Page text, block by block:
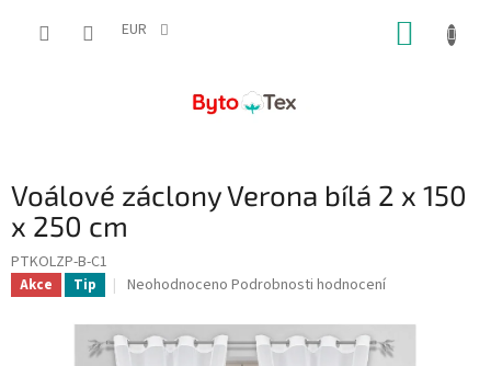
EUR
Voálové záclony Verona bílá 2 x 150
x 250 cm
PTKOLZP-B-C1
Akce Tip
Průměrné
produktu
je
Neohodnoceno Podrobnosti hodnocení